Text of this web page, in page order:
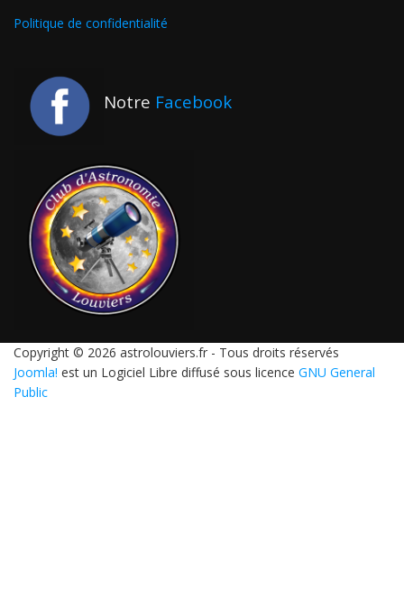
Politique de confidentialité
Notre Facebook
Copyright © 2026 astrolouviers.fr - Tous droits réservés
Joomla! est un Logiciel Libre diffusé sous licence GNU General
Public